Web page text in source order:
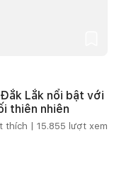
Lắk nổi bật với
thiên nhiên
thích | 15.855 lượt xem